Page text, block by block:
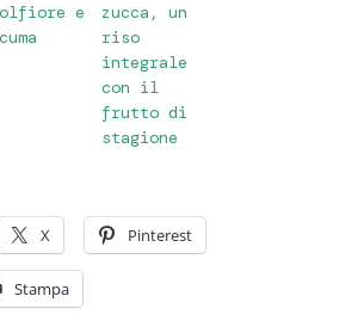
e
zucca, un
riso
integrale
con il
frutto di
stagione
X Pinterest
Stampa